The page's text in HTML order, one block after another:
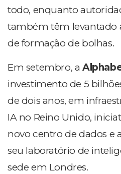
todo, enquanto
também têm levantado
de formação de bolhas.
Em setembro, a
investimento de 5
de dois anos, em
IA no Reino Unido,
novo centro de dados e
seu laboratório de
sede em Londres.